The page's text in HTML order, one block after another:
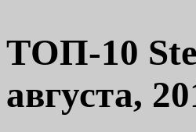
TОП-10
августа,